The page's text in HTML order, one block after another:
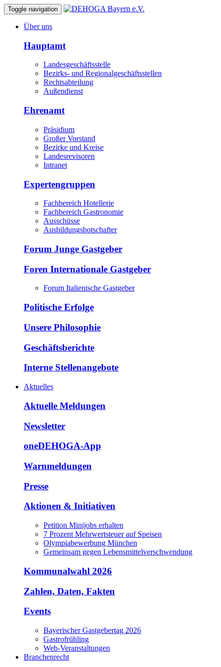
Toggle navigation
Über uns
Hauptamt
Landesgeschäftsstelle
Bezirks- und Regionalgeschäftsstellen
Rechtsabteilung
Außendienst
Ehrenamt
Präsidium
Großer Vorstand
Bezirke und Kreise
Landesrevisoren
Intranet
Expertengruppen
Fachbereich Hotellerie
Fachbereich Gastronomie
Ausschüsse
Ausbildungsbotschafter
Forum Junge Gastgeber
Foren Internationale Gastgeber
Forum Italienische Gastgeber
Politische Erfolge
Unsere Philosophie
Geschäftsberichte
Interne Stellenangebote
Aktuelles
Aktuelle Meldungen
Newsletter
oneDEHOGA-App
Warnmeldungen
Presse
Aktionen & Initiativen
Petition Minijobs erhalten
7 Prozent Mehrwertsteuer auf Speisen
Olympiabewerbung München
Gemeinsam gegen Lebensmittelverschwendung
Kommunalwahl 2026
Zahlen, Daten, Fakten
Events
Bayerischer Gastgebertag 2026
Gastrofrühling
Web-Veranstaltungen
Branchenrecht